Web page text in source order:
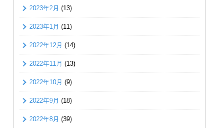
2023年2月 (13)
2023年1月 (11)
2022年12月 (14)
2022年11月 (13)
2022年10月 (9)
2022年9月 (18)
2022年8月 (39)